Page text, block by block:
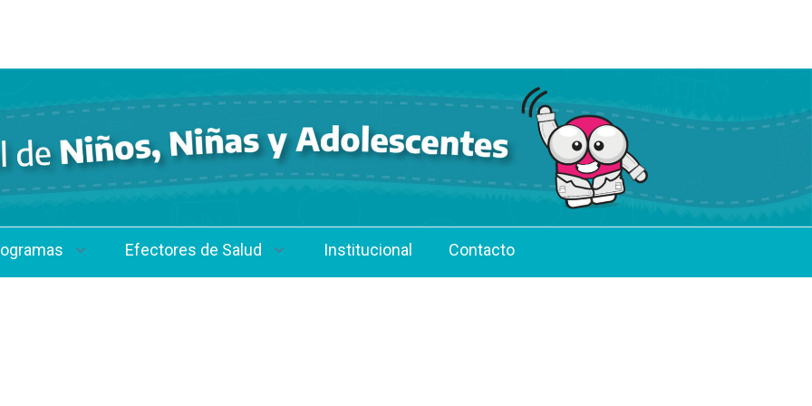
Efectores de Salud Institucional Contacto